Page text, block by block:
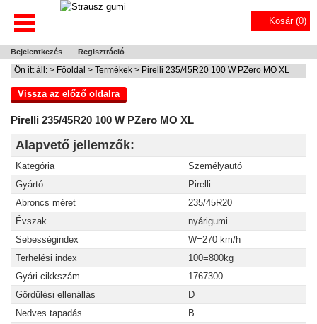
Kosár (0)
Bejelentkezés Regisztráció
Ön itt áll: > Főoldal > Termékek > Pirelli 235/45R20 100 W PZero MO XL
Vissza az előző oldalra
Pirelli 235/45R20 100 W PZero MO XL
Alapvető jellemzők:
Kategória
Személyautó
Gyártó
Pirelli
Abroncs méret
235/45R20
Évszak
nyárigumi
Sebességindex
W=270 km/h
Terhelési index
100=800kg
Gyári cikkszám
1767300
Gördülési ellenállás
D
Nedves tapadás
B